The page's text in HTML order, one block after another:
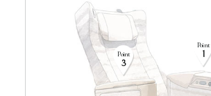
Point
1
Point
3